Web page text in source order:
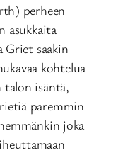
perheen
asukkaita
saakin
kohtelua
talon isäntä,
paremmin
joka